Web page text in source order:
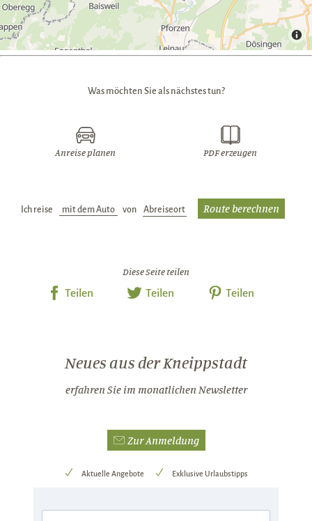
Was möchten Sie als nächstes tun?
Anreise planen PDF erzeugen
Ich reise Verkehrsmittel: von Abreiseort:
Diese Seite teilen
Teilen Teilen Teilen
Neues aus der Kneippstadt
erfahren Sie im monatlichen Newsletter
Zur Anmeldung
Aktuelle Angebote Exklusive Urlaubstipps